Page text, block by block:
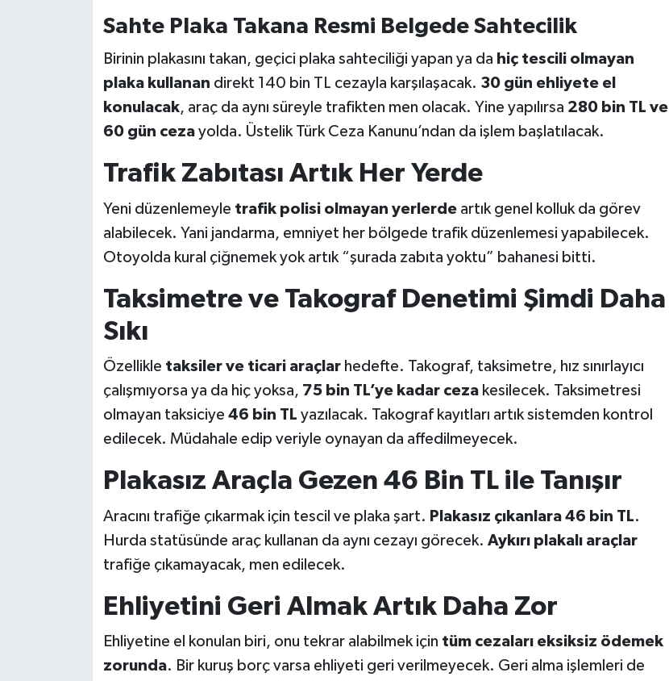
Sahte Plaka Takana Resmi Belgede Sahtecilik
Birinin plakasını takan, geçici plaka sahteciliği yapan ya da hiç tescili olmayan
plaka kullanan direkt 140 bin TL cezayla karşılaşacak. 30 gün ehliyete el
konulacak, araç da aynı süreyle trafikten men olacak. Yine yapılırsa 280 bin TL ve
60 gün cezayolda. Üstelik Türk Ceza Kanunu’ndan da işlem başlatılacak.
Trafik Zabıtası Artık Her Yerde
Yeni düzenlemeyle trafik polisi olmayan yerlerdeartık genel kolluk da görev
alabilecek. Yani jandarma, emniyet her bölgede trafik düzenlemesi yapabilecek.
Otoyolda kural çiğnemek yok artık “şurada zabıta yoktu” bahanesi bitti.
Taksimetre ve Takograf Denetimi Şimdi Daha
Sıkı
Özellikle taksiler ve ticari araçlarhedefte. Takograf, taksimetre, hız sınırlayıcı
çalışmıyorsa ya da hiç yoksa, 75 bin TL’ye kadar cezakesilecek. Taksimetresi
olmayan taksiciye 46 bin TL yazılacak. Takograf kayıtları artık sistemden kontrol
edilecek. Müdahale edip veriyle oynayan da affedilmeyecek.
Plakasız Araçla Gezen 46 Bin TL ile Tanışır
Aracını trafiğe çıkarmak için tescil ve plaka şart. Plakasız çıkanlara 46 bin TL.
Hurda statüsünde araç kullanan da aynı cezayı görecek. Aykırı plakalı araçlar
trafiğe çıkamayacak, men edilecek.
Ehliyetini Geri Almak Artık Daha Zor
Ehliyetine el konulan biri, onu tekrar alabilmek için tüm cezaları eksiksiz ödemek
zorunda. Bir kuruş borç varsa ehliyeti geri verilmeyecek. Geri alma işlemleri de